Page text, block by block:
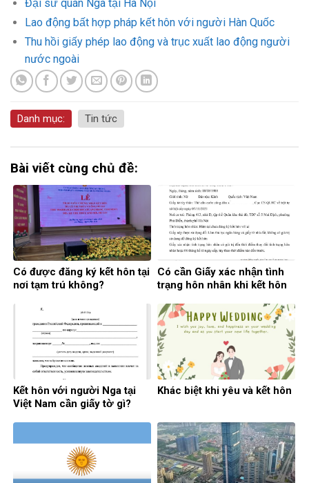
Đại sứ quán Nga tại Hà Nội
Lao động bất hợp pháp kết hôn với người Hàn Quốc
Thu hồi giấy phép lao động và trục xuất lao động người
nước ngoài
Danh mục: Tin tức
Bài viết cùng chủ đề:
Có được đăng ký kết hôn tại
nơi tạm trú không?
Có cần Giấy xác nhận tình
trạng hôn nhân khi kết hôn
Kết hôn với người Nga tại
Việt Nam cần giấy tờ gì?
Khác biệt khi yêu và kết hôn